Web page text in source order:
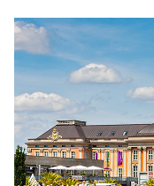
CDU